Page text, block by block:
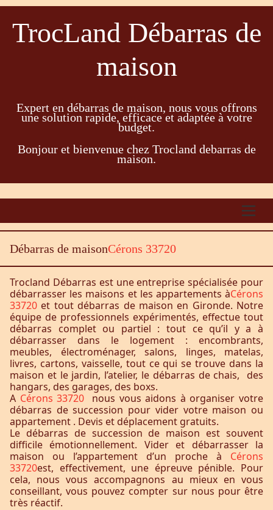
TrocLand Débarras de
maison
Expert en débarras de maison, nous vous offrons
une solution rapide, efficace et adaptée à votre
budget.
Bonjour et bienvenue chez Trocland debarras de
maison.
Débarras de maisonCérons 33720
Trocland Débarras est une entreprise spécialisée pour
débarrasser les maisons et les appartements àCérons
33720 et tout débarras de maison en Gironde. Notre
équipe de professionnels expérimentés, effectue tout
débarras complet ou partiel : tout ce qu’il y a à
débarrasser dans le logement : encombrants,
meubles, électroménager, salons, linges, matelas,
livres, cartons, vaisselle, tout ce qui se trouve dans la
maison et le jardin, l’atelier, le débarras de chais, des
hangars, des garages, des boxs.
A Cérons 33720 nous vous aidons à organiser votre
débarras de succession pour vider votre maison ou
appartement . Devis et déplacement gratuits.
Le débarras de succession de maison est souvent
difficile émotionnellement. Vider et débarrasser la
maison ou l’appartement d’un proche à Cérons
33720est, effectivement, une épreuve pénible. Pour
cela, nous vous accompagnons au mieux en vous
conseillant, vous pouvez compter sur nous pour être
très réactif.